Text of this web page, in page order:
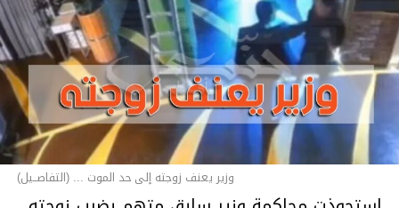
وزير يعنف زوجته إلى حد الموت ... (التفاصــيل)